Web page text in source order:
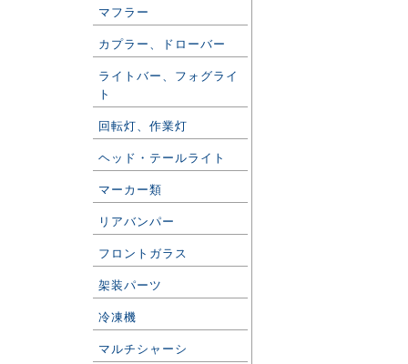
マフラー
カプラー、ドローバー
ライトバー、フォグライ
ト
回転灯、作業灯
ヘッド・テールライト
マーカー類
リアバンパー
フロントガラス
架装パーツ
冷凍機
マルチシャーシ